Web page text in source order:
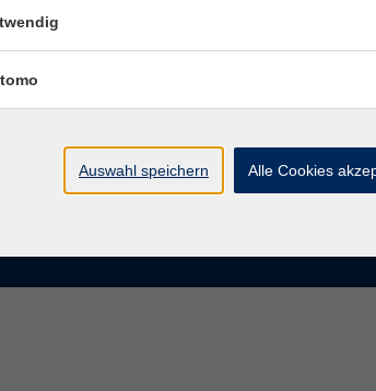
vhs Chemnitz
Fax 0371 488
Auswahl speichern Alle Cookies